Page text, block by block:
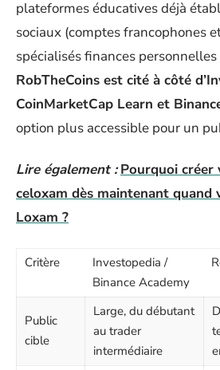
plateformes éducatives déjà
sociaux (comptes francophones
spécialisés finances
RobTheCoins est cité à côté
CoinMarketCap Learn et
option plus accessible pour un
Lire également : Pourquoi
celoxam dès maintenant quand
Loxam ?
Critère
Investopedia /
Binance Academy
Public
cible
Large, du débutant
au trader
intermédiaire